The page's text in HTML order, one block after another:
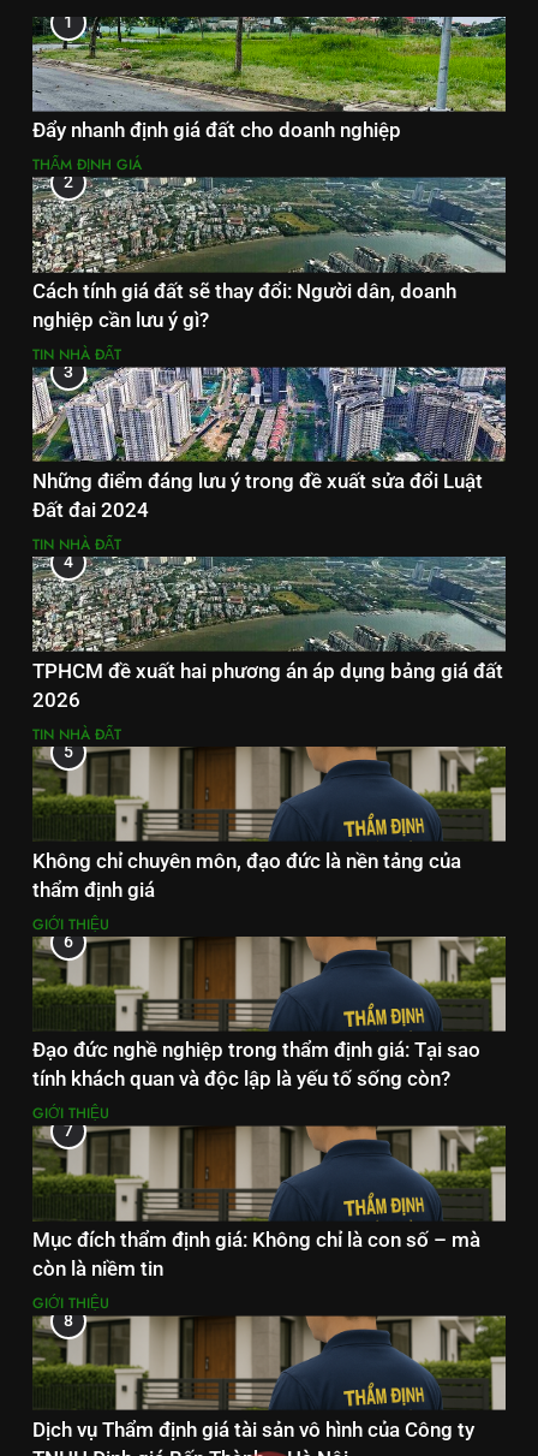
1
Đẩy nhanh định giá đất cho doanh nghiệp
THẨM ĐỊNH GIÁ
2
Cách tính giá đất sẽ thay đổi: Người dân, doanh
nghiệp cần lưu ý gì?
TIN NHÀ ĐẤT
3
Những điểm đáng lưu ý trong đề xuất sửa đổi Luật
Đất đai 2024
TIN NHÀ ĐẤT
4
TPHCM đề xuất hai phương án áp dụng bảng giá đất
2026
TIN NHÀ ĐẤT
5
Không chỉ chuyên môn, đạo đức là nền tảng của
thẩm định giá
GIỚI THIỆU
6
Đạo đức nghề nghiệp trong thẩm định giá: Tại sao
tính khách quan và độc lập là yếu tố sống còn?
GIỚI THIỆU
7
Mục đích thẩm định giá: Không chỉ là con số – mà
còn là niềm tin
GIỚI THIỆU
8
Dịch vụ Thẩm định giá tài sản vô hình của Công ty